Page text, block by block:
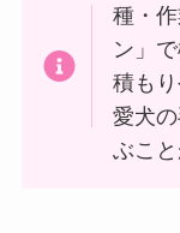
種・
ン」
積も
愛犬
ぶこと